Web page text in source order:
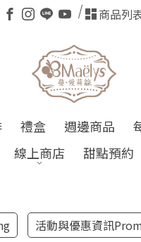
商品列
禮盒 週邊商品
線上商店
甜點預約
活動與優惠資訊